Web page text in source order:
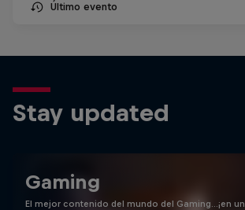
Último evento
Stay updated
Gaming
El mejor contenido del mundo del Gaming…¡en un